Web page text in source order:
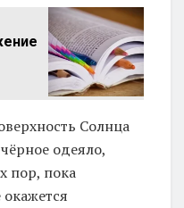
Солнца
одеяло,
пор, пока